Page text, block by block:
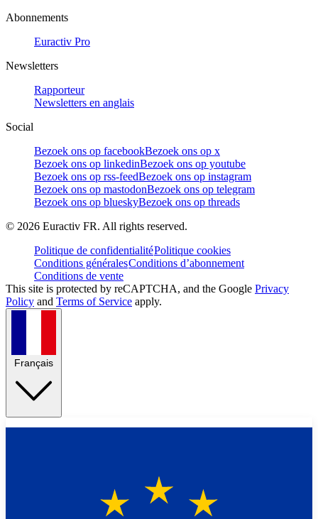
Abonnements
Euractiv Pro
Newsletters
Rapporteur
Newsletters en anglais
Social
Bezoek ons op facebookBezoek ons op x
Bezoek ons op linkedinBezoek ons op youtube
Bezoek ons op rss-feedBezoek ons op instagram
Bezoek ons op mastodonBezoek ons op telegram
Bezoek ons op blueskyBezoek ons op threads
© 2026 Euractiv FR. All rights reserved.
Politique de confidentialitéPolitique cookies
Conditions généralesConditions d’abonnement
Conditions de vente
This site is protected by reCAPTCHA, and the Google Privacy
Policy and Terms of Service apply.
Français